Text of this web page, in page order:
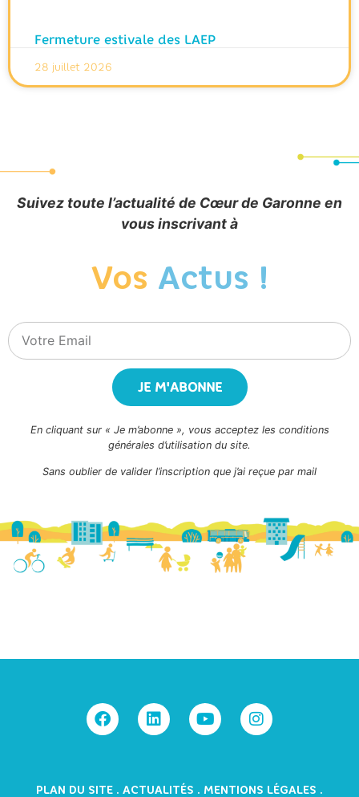
Fermeture estivale des LAEP
28 juillet 2026
Suivez toute l’actualité de Cœur de Garonne en
vous inscrivant à
Vos Actus !
JE M'ABONNE
En cliquant sur « Je m’abonne », vous acceptez les conditions
générales d’utilisation du site.
Sans oublier de valider l’inscription que j’ai reçue par mail
PLAN DU SITE . ACTUALITÉS . MENTIONS LÉGALES .